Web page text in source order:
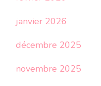
janvier 2026
décembre 2025
novembre 2025